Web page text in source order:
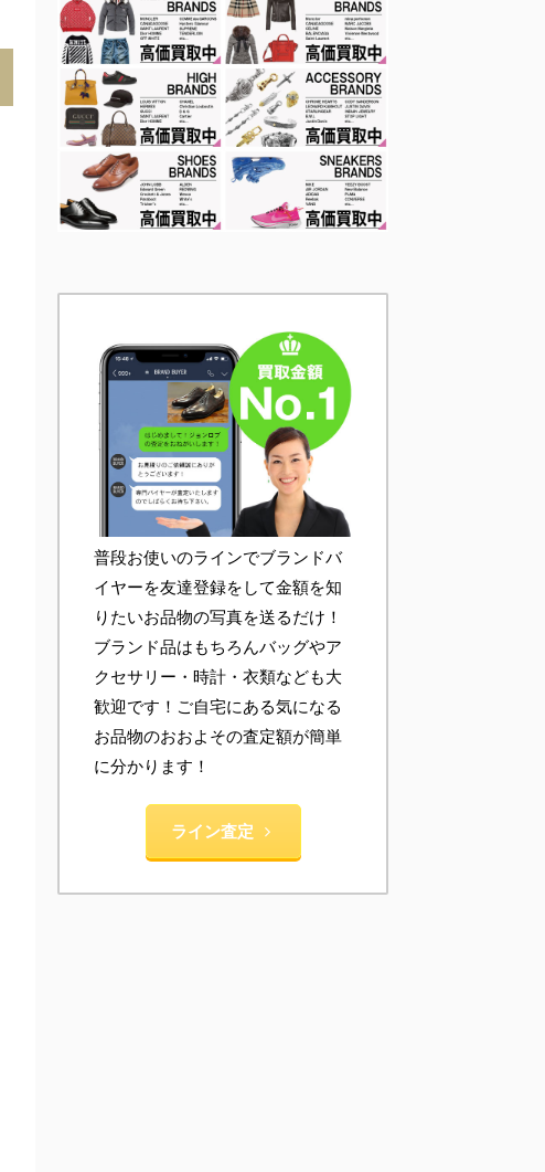
普段お使いのラインでブランドバ
イヤーを友達登録をして金額を知
りたいお品物の写真を送るだけ！
ブランド品はもちろんバッグやア
クセサリー・時計・衣類なども大
歓迎です！ご自宅にある気になる
お品物のおおよその査定額が簡単
に分かります！
ライン査定